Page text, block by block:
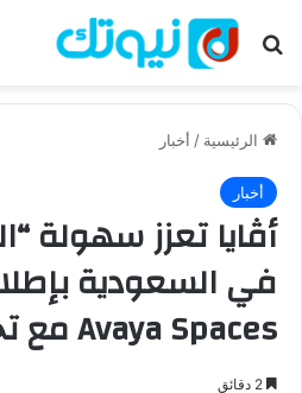
بحث عن
الرئيسية / أخبار
أخبار
أڤايا تعزز سهولة
في السعودية
Avaya Spaces مع تجربة مجانية